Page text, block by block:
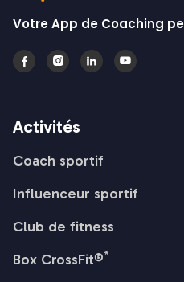
Votre App de Coaching
   
Activités
Coach sportif
Influenceur sportif
Club de fitness
Box CrossFit®*